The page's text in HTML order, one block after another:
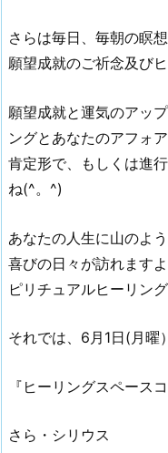
さらは毎日、毎朝の瞑
願望成就のご祈念及び
願望成就と運気のアッ
ングとあなたのアフォ
肯定形で、もしくは進
ね(^。^)
あなたの人生に山のよ
喜びの日々が訪れます
ピリチュアルヒーリン
それでは、6月1日(月曜
『ヒーリングスペース
さら・シリウス